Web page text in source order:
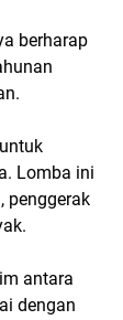
berharap
Lomba ini
penggerak
antara
dengan